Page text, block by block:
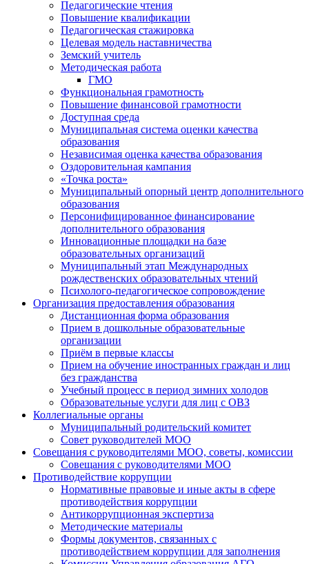
Педагогические чтения
Повышение квалификации
Педагогическая стажировка
Целевая модель наставничества
Земский учитель
Методическая работа
ГМО
Функциональная грамотность
Повышение финансовой грамотности
Доступная среда
Муниципальная система оценки качества
образования
Независимая оценка качества образования
Оздоровительная кампания
«Точка роста»
Муниципальный опорный центр дополнительного
образования
Персонифицированное финансирование
дополнительного образования
Инновационные площадки на базе
образовательных организаций
Муниципальный этап Международных
рождественских образовательных чтений
Психолого-педагогическое сопровождение
Организация предоставления образования
Дистанционная форма образования
Прием в дошкольные образовательные
организации
Приём в первые классы
Прием на обучение иностранных граждан и лиц
без гражданства
Учебный процесс в период зимних холодов
Образовательные услуги для лиц с ОВЗ
Коллегиальные органы
Муниципальный родительский комитет
Совет руководителей МОО
Совещания с руководителями МОО, советы, комиссии
Совещания с руководителями МОО
Противодействие коррупции
Нормативные правовые и иные акты в сфере
противодействия коррупции
Антикоррупционная экспертиза
Методические материалы
Формы документов, связанных с
противодействием коррупции для заполнения